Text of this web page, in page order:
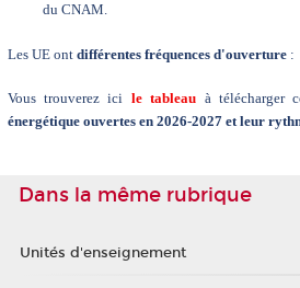
du CNAM.
Les UE ont différentes fréquences d'ouverture :
Vous trouverez ici le tableau à télécharger
énergétique ouvertes en 2026-2027 et leur
Dans la même rubrique
Unités d'enseignement